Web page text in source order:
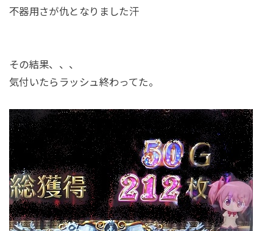
不器用さが仇となりました汗
その結果、、、
気付いたらラッシュ終わってた。